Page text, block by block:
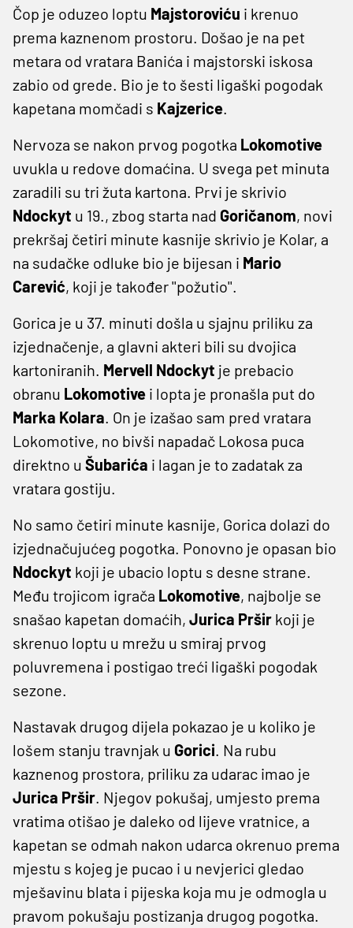
Čop je oduzeo loptu Majstoroviću i krenuo
prema kaznenom prostoru. Došao je na pet
metara od vratara Banića i majstorski iskosa
zabio od grede. Bio je to šesti ligaški pogodak
kapetana momčadi s Kajzerice.
Nervoza se nakon prvog pogotka Lokomotive
uvukla u redove domaćina. U svega pet minuta
zaradili su tri žuta kartona. Prvi je skrivio
Ndockyt u 19., zbog starta nad Goričanom, novi
prekršaj četiri minute kasnije skrivio je Kolar, a
na sudačke odluke bio je bijesan i Mario
Carević, koji je također ''požutio''.
Gorica je u 37. minuti došla u sjajnu priliku za
izjednačenje, a glavni akteri bili su dvojica
kartoniranih. Mervell Ndockyt je prebacio
obranu Lokomotive i lopta je pronašla put do
Marka Kolara. On je izašao sam pred vratara
Lokomotive, no bivši napadač Lokosa puca
direktno u Šubarića i lagan je to zadatak za
vratara gostiju.
No samo četiri minute kasnije, Gorica dolazi do
izjednačujućeg pogotka. Ponovno je opasan bio
Ndockyt koji je ubacio loptu s desne strane.
Među trojicom igrača Lokomotive, najbolje se
snašao kapetan domaćih, Jurica Pršir koji je
skrenuo loptu u mrežu u smiraj prvog
poluvremena i postigao treći ligaški pogodak
sezone.
Nastavak drugog dijela pokazao je u koliko je
lošem stanju travnjak u Gorici. Na rubu
kaznenog prostora, priliku za udarac imao je
Jurica Pršir. Njegov pokušaj, umjesto prema
vratima otišao je daleko od lijeve vratnice, a
kapetan se odmah nakon udarca okrenuo prema
mjestu s kojeg je pucao i u nevjerici gledao
mješavinu blata i pijeska koja mu je odmogla u
pravom pokušaju postizanja drugog pogotka.